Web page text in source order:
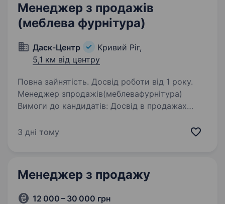
Менеджер з продажів
(меблева фурнітура)
Даск-Центр
Кривий Ріг,
5,1 км від центру
Повна зайнятість. Досвід роботи від 1 року.
Менеджер зпродажів(меблевафурнітура)
Вимоги до кандидатів: Досвід в продажах
Цілеспрямованість Системність
3 дні тому
Менеджер з продажу
12 000 – 30 000 грн